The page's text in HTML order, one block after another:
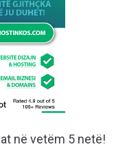
në vetëm 5 netë!